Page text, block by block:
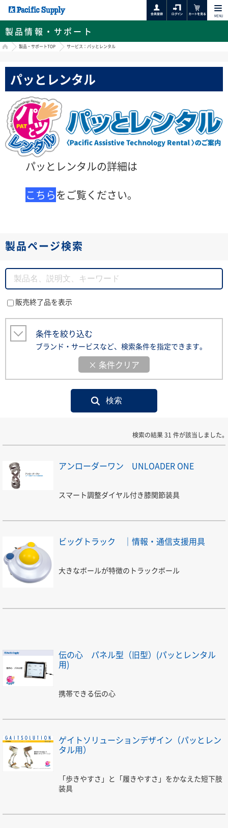
MENU
製品情報・サポート
HOME製品・サポートTOP サービス：パッとレンタル
パッとレンタル
パッとレンタルの詳細は
こちらをご覧ください。
製品ページ検索
販売終了品を表示
条件を絞り込む
ブランド・サービスなど、検索条件を指定できます。
× 条件クリア
検索の結果 31 件が該当しました。
アンローダーワン UNLOADER ONE
スマート調整ダイヤル付き膝関節装具
ビッグトラック ｜情報・通信支援用具
大きなボールが特徴のトラックボール
伝の心 パネル型（旧型）(パッとレンタル
用)
携帯できる伝の心
ゲイトソリューションデザイン（パッとレン
タル用）
「歩きやすさ」と「履きやすさ」をかなえた短下肢
装具